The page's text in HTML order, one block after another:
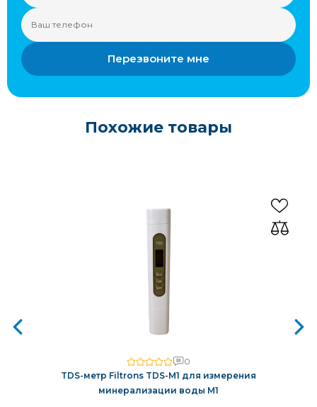
Перезвоните мне
Похожие товары
0
TDS-метр Filtrons TDS-M1 для измерения
минерализации воды M1